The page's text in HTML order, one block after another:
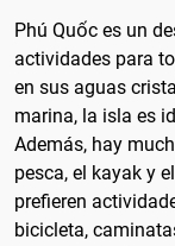
Phú Quốc es un
actividades para
en sus aguas
marina, la isla es
Además, hay
pesca, el kayak y
prefieren
bicicleta,